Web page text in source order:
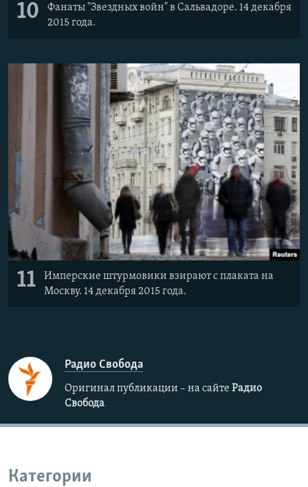
10
Фанаты "Звездных войн" в Сальвадоре. 14 декабря
2015 года.
11
Имперские штурмовики взирают с плаката на
Москву. 14 декабря 2015 года.
Радио Свобода
Оригинал публикации – на сайте Радио
Свобода
Категории